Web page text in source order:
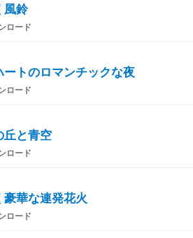
風鈴
ロード
ートのロマンチックな夜
ロード
丘と青空
ロード
豪華な連発花火
ロード